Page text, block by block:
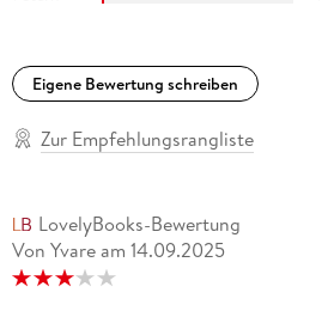
Eigene Bewertung schreiben
Zur Empfehlungsrangliste
LovelyBooks-Bewertung
Von Yvare am 14.09.2025